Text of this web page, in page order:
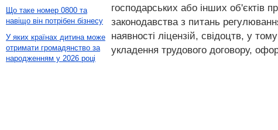
господарських або інших об'єктів
законодавства з питань
наявності ліцензій, свідоцтв, у
укладення трудового договору,
Що таке номер 0800 та
навіщо він потрібен бізнесу
У яких країнах дитина може
отримати громадянство за
народженням у 2026 році